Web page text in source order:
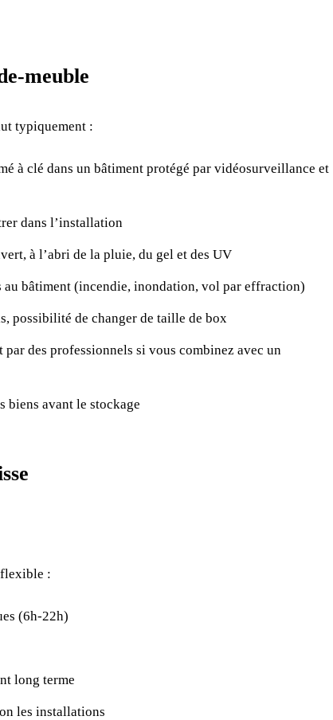
meuble
typiquement :
à clé dans un bâtiment protégé par vidéosurveillance et
dans l’installation
à l’abri de la pluie, du gel et des UV
au bâtiment (incendie, inondation, vol par effraction)
possibilité de changer de taille de box
des professionnels si vous combinez avec un
biens avant le stockage
:
(6h-22h)
long terme
les installations